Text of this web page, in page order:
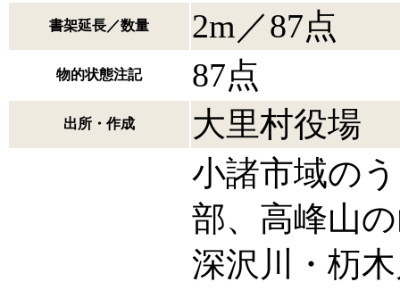
書架延長／数量 2m／87点
物的状態注記 87点
出所・作成 大里村役場
小諸市域の
部、高峰山
深沢川・杤